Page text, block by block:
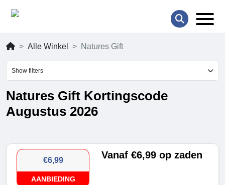
Alle Winkel Natures Gift
Show filters
Natures Gift Kortingscode
Augustus 2026
€6,99
AANBIEDING
Vanaf €6,99 op zaden